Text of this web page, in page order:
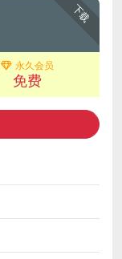
下载
永久会员
免费